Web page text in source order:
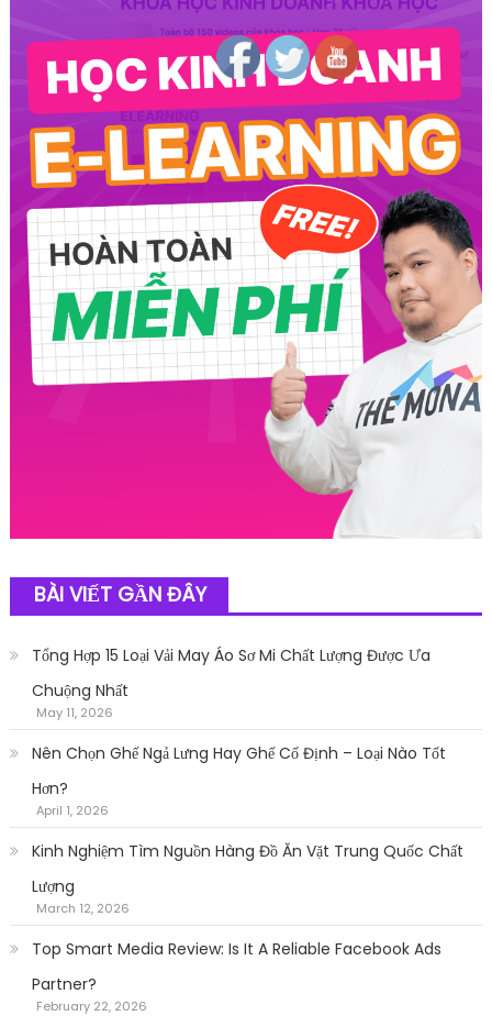
BÀI VIẾT GẦN ĐÂY
Tổng Hợp 15 Loại Vải May Áo Sơ Mi Chất Lượng Được Ưa
Chuộng Nhất
May 11, 2026
Nên Chọn Ghế Ngả Lưng Hay Ghế Cố Định – Loại Nào Tốt
Hơn?
April 1, 2026
Kinh Nghiệm Tìm Nguồn Hàng Đồ Ăn Vặt Trung Quốc Chất
Lượng
March 12, 2026
Top Smart Media Review: Is It A Reliable Facebook Ads
Partner?
February 22, 2026